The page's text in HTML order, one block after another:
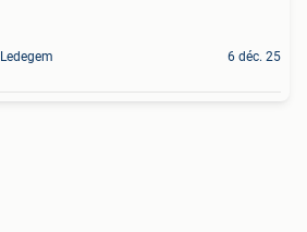
Ledegem 6 déc. 25